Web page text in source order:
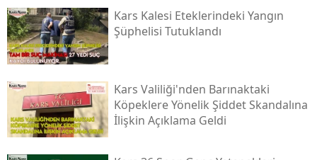
Sakarya
Sinop
Kars Kalesi Eteklerindeki Yangın
Şüphelisi Tutuklandı
Kars Valiliği'nden Barınaktaki
Köpeklere Yönelik Şiddet Skandalına
İlişkin Açıklama Geldi